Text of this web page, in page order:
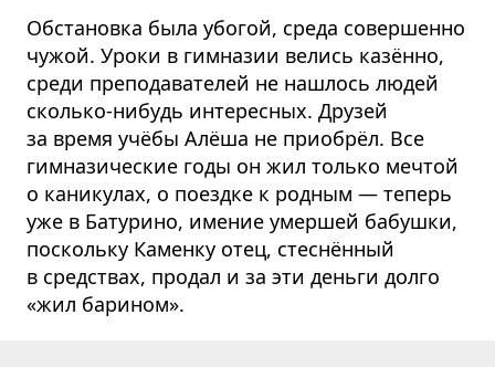
Обстановка была убогой, среда совершенно
чужой. Уроки в гимназии велись казённо,
среди препода­вателей не нашлось людей
сколько-нибудь интересных. Друзей
за время учёбы Алёша не приобрёл. Все
гимназические годы он жил только мечтой
о каникулах, о поездке к родным — теперь
уже в Батурино, имение умершей бабушки,
поскольку Каменку отец, стеснённый
в средствах, продал и за эти деньги долго
«жил барином».